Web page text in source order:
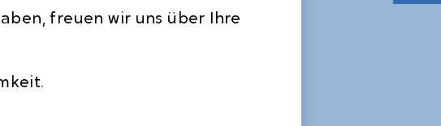
freuen wir uns über Ihre